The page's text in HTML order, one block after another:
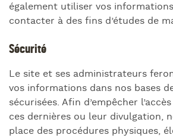
également utiliser vos
contacter à des fins d’études de
Sécurité
Le site et ses administrateurs
vos informations dans nos bases
sécurisées. Afin d’empêcher
ces dernières ou leur divulgation,
place des procédures physiques,